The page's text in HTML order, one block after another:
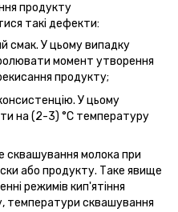
продукту
такі дефекти:
смак. У цьому випадку
момент утворення
продукту;
У цьому
на (2-3) °С температуру
сквашування молока при
або продукту. Таке явище
режимів кип'ятіння
температури сквашування